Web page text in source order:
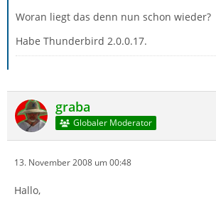
Woran liegt das denn nun schon wieder?
Habe Thunderbird 2.0.0.17.
graba
Globaler Moderator
13. November 2008 um 00:48
Hallo,